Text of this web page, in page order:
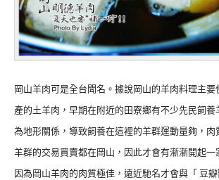
岡山羊肉可是全台聞名。據說岡山的羊肉料理主
產的土羊肉，早期在附近的田寮鄉有不少先民飼養
為地形關係，導致飼養在這裡的羊群運動量夠，肉
羊群的交易買賣都在岡山，因此才會有漸漸開起一
因為岡山羊肉的肉質極佳，遠近馳名才會與「 豆